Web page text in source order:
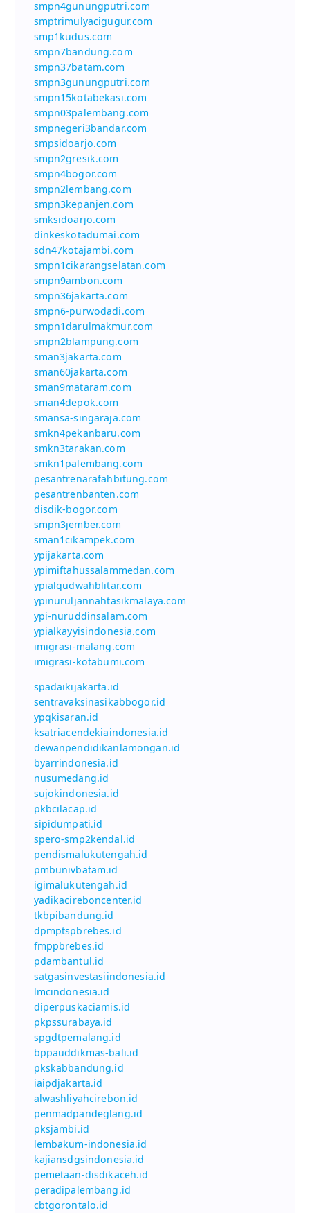
smpn4gunungputri.com
smptrimulyacigugur.com
smp1kudus.com
smpn7bandung.com
smpn37batam.com
smpn3gunungputri.com
smpn15kotabekasi.com
smpn03palembang.com
smpnegeri3bandar.com
smpsidoarjo.com
smpn2gresik.com
smpn4bogor.com
smpn2lembang.com
smpn3kepanjen.com
smksidoarjo.com
dinkeskotadumai.com
sdn47kotajambi.com
smpn1cikarangselatan.com
smpn9ambon.com
smpn36jakarta.com
smpn6-purwodadi.com
smpn1darulmakmur.com
smpn2blampung.com
sman3jakarta.com
sman60jakarta.com
sman9mataram.com
sman4depok.com
smansa-singaraja.com
smkn4pekanbaru.com
smkn3tarakan.com
smkn1palembang.com
pesantrenarafahbitung.com
pesantrenbanten.com
disdik-bogor.com
smpn3jember.com
sman1cikampek.com
ypijakarta.com
ypimiftahussalammedan.com
ypialqudwahblitar.com
ypinuruljannahtasikmalaya.com
ypi-nuruddinsalam.com
ypialkayyisindonesia.com
imigrasi-malang.com
imigrasi-kotabumi.com
spadaikijakarta.id
sentravaksinasikabbogor.id
ypqkisaran.id
ksatriacendekiaindonesia.id
dewanpendidikanlamongan.id
byarrindonesia.id
nusumedang.id
sujokindonesia.id
pkbcilacap.id
sipidumpati.id
spero-smp2kendal.id
pendismalukutengah.id
pmbunivbatam.id
igimalukutengah.id
yadikacireboncenter.id
tkbpibandung.id
dpmptspbrebes.id
fmppbrebes.id
pdambantul.id
satgasinvestasiindonesia.id
lmcindonesia.id
diperpuskaciamis.id
pkpssurabaya.id
spgdtpemalang.id
bppauddikmas-bali.id
pkskabbandung.id
iaipdjakarta.id
alwashliyahcirebon.id
penmadpandeglang.id
pksjambi.id
lembakum-indonesia.id
kajiansdgsindonesia.id
pemetaan-disdikaceh.id
peradipalembang.id
cbtgorontalo.id